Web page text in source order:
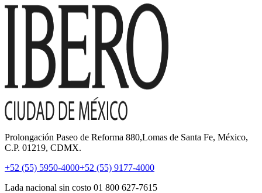
Prolongación Paseo de Reforma 880,Lomas de Santa Fe, México,
C.P. 01219, CDMX.
+52 (55) 5950-4000+52 (55) 9177-4000
Lada nacional sin costo 01 800 627-7615